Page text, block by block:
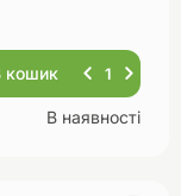
кошик
В наявності